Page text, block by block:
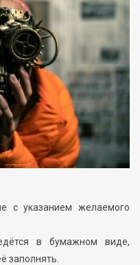
с указанием желаемого
в бумажном виде,
заполнять.